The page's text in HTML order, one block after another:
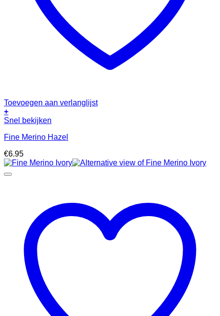
Toevoegen aan verlanglijst
+
Snel bekijken
Fine Merino Hazel
€6.95